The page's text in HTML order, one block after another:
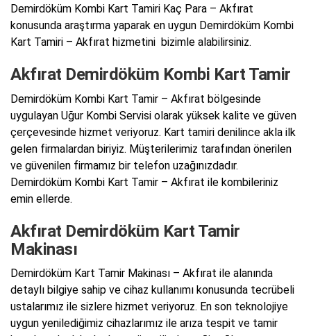
Demirdöküm Kombi Kart Tamiri Kaç Para – Akfırat
konusunda araştırma yaparak en uygun Demirdöküm Kombi
Kart Tamiri – Akfırat hizmetini bizimle alabilirsiniz.
Akfırat Demirdöküm Kombi Kart Tamir
Demirdöküm Kombi Kart Tamir – Akfırat bölgesinde
uygulayan Uğur Kombi Servisi olarak yüksek kalite ve güven
çerçevesinde hizmet veriyoruz. Kart tamiri denilince akla ilk
gelen firmalardan biriyiz. Müşterilerimiz tarafından önerilen
ve güvenilen firmamız bir telefon uzağınızdadır.
Demirdöküm Kombi Kart Tamir – Akfırat ile kombileriniz
emin ellerde.
Akfırat Demirdöküm Kart Tamir
Makinası
Demirdöküm Kart Tamir Makinası – Akfırat ile alanında
detaylı bilgiye sahip ve cihaz kullanımı konusunda tecrübeli
ustalarımız ile sizlere hizmet veriyoruz. En son teknolojiye
uygun yenilediğimiz cihazlarımız ile arıza tespit ve tamir